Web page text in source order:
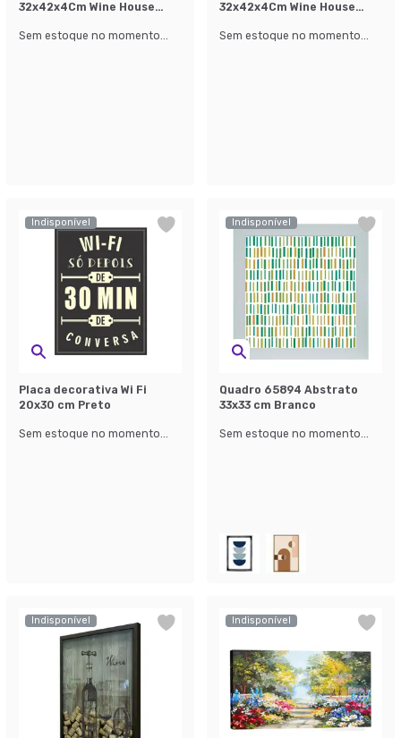
32x42x4Cm Wine House
Sem estoque no momento...
32x42x4Cm Wine House
Sem estoque no momento...
Indisponível
Placa decorativa Wi Fi
20x30 cm Preto
Sem estoque no momento...
Indisponível
Quadro 65894 Abstrato
33x33 cm Branco
Sem estoque no momento...
Indisponível Indisponível